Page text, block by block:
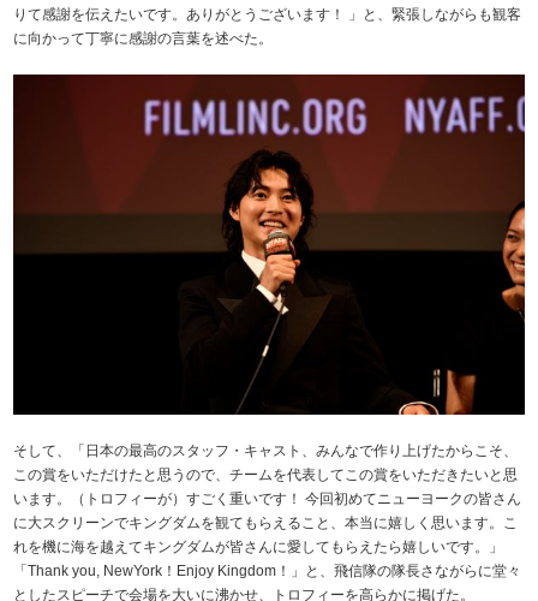
りて感謝を伝えたいです。ありがとうございます！ 」と、緊張しながらも観客
に向かって丁寧に感謝の言葉を述べた。
そして、「日本の最高のスタッフ・キャスト、みんなで作り上げたからこそ、
この賞をいただけたと思うので、チームを代表してこの賞をいただきたいと思
います。（トロフィーが）すごく重いです！ 今回初めてニューヨークの皆さん
に大スクリーンでキングダムを観てもらえること、本当に嬉しく思います。こ
れを機に海を越えてキングダムが皆さんに愛してもらえたら嬉しいです。」
「Thank you, NewYork！Enjoy Kingdom！」と、飛信隊の隊長さながらに堂々
としたスピーチで会場を大いに沸かせ、トロフィーを高らかに掲げた。